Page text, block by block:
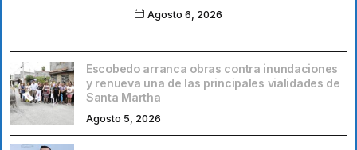
Agosto 6, 2026
Escobedo arranca obras contra inundaciones
y renueva una de las principales vialidades de
Santa Martha
Agosto 5, 2026